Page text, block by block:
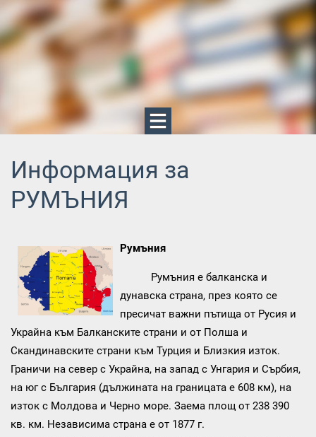
Информация за
РУМЪНИЯ
Румъния
Румъния е балканска и
дунавска страна, през която се
пресичат важни пътища от Русия и
Украйна към Балканските страни и от Полша и
Скандинавските страни към Турция и Близкия изток.
Граничи на север с Украйна, на запад с Унгария и Сърбия,
на юг с България (дължината на границата е 608 км), на
изток с Молдова и Черно море. Заема площ от 238 390
кв. км. Независима страна е от 1877 г.